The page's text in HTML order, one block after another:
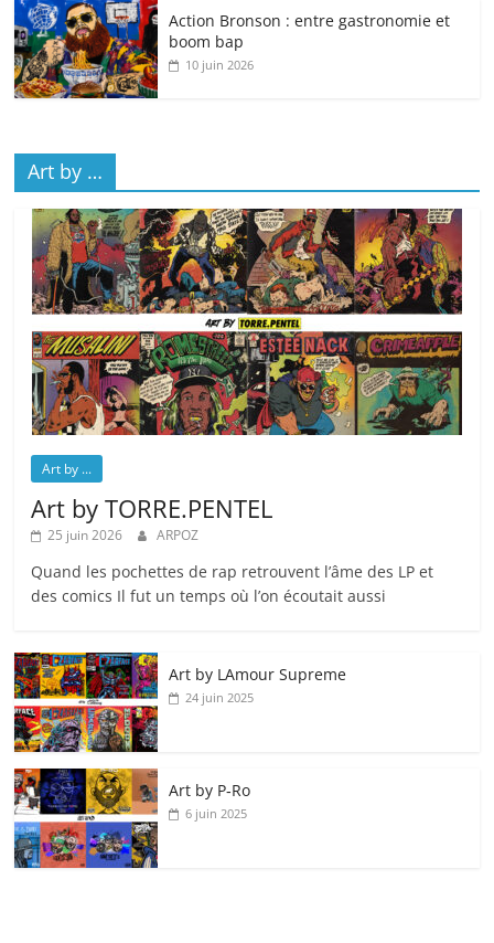
Action Bronson : entre gastronomie et
boom bap
10 juin 2026
Art by …
Art by ...
Art by TORRE.PENTEL
25 juin 2026 ARPOZ
Quand les pochettes de rap retrouvent l’âme des LP et
des comics Il fut un temps où l’on écoutait aussi
Art by LAmour Supreme
24 juin 2025
Art by P‑Ro
6 juin 2025